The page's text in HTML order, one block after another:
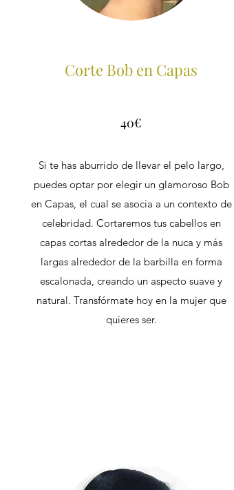
Corte Bob en Capas
40€
Si te has aburrido de llevar el pelo largo,
puedes optar por elegir un glamoroso Bob
en Capas, el cual se asocia a un contexto de
celebridad. Cortaremos tus cabellos en
capas cortas alrededor de la nuca y más
largas alrededor de la barbilla en forma
escalonada, creando un aspecto suave y
natural. Transfórmate hoy en la mujer que
quieres ser.